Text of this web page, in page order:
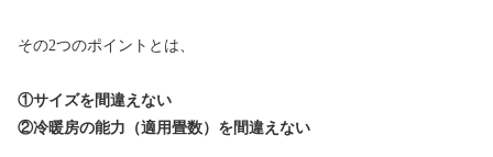
その2つのポイントとは、
①サイズを間違えない
②冷暖房の能力（適用畳数）を間違えない